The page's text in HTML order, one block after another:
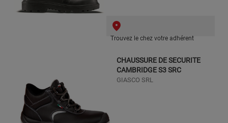
Trouvez le chez votre adhérent
CHAUSSURE DE SECURITE
CAMBRIDGE S3 SRC
GIASCO SRL